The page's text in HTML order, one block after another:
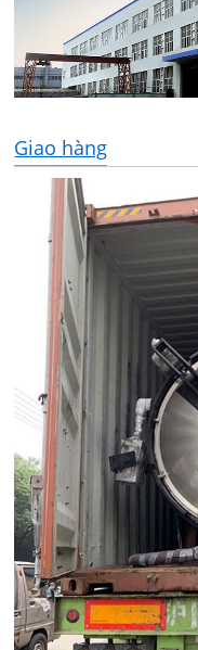
Giao hàng